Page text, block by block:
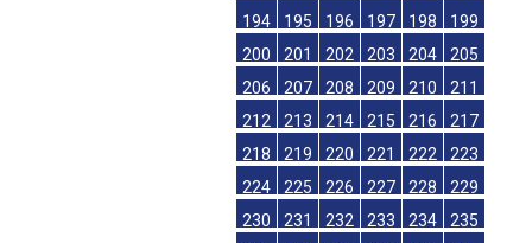
194
195 196 197 198
199
200
201 202 203 204
205
206
207 208 209 210
211
212
213 214 215 216
217
218
219 220 221 222
223
224
225 226 227 228
229
230
231 232 233 234
235